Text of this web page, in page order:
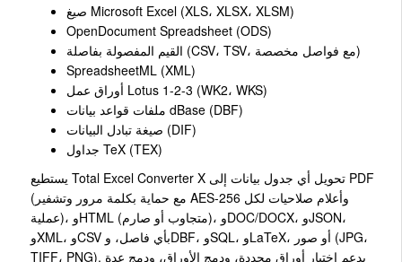
صيغ Microsoft Excel (XLS، XLSX، XLSM)
OpenDocument Spreadsheet (ODS)
القيم المفصولة بفاصلة (CSV، TSV، مع فواصل مخصصة)
SpreadsheetML (XML)
أوراق عمل Lotus 1-2-3 (WK2، WKS)
ملفات قواعد بيانات dBase (DBF)
صيغة تبادل البيانات (DIF)
جداول TeX (TEX)
يستطيع Total Excel Converter X تحويل أي جدول بيانات إلى PDF
(مع حماية بكلمة مرور وتشفير AES-256 وأعلام صلاحيات لكل
عملية)، وHTML (متجاوب أو صارم)، وDOC/DOCX، وJSON،
وXML، وCSV بأي فاصل، وDBF، وSQL، وLaTeX، أو صور (JPG،
TIFF، PNG). يدعم اختيار أوراق محددة، ودمج الأوراق، ودمج عدة